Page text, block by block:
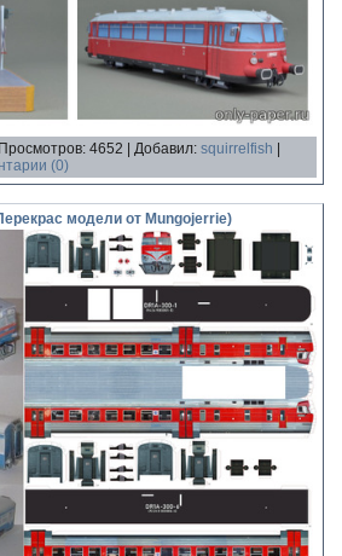
Просмотров: 4652 Добавил: squirrelfish
(0)
модели от Mungojerrie)